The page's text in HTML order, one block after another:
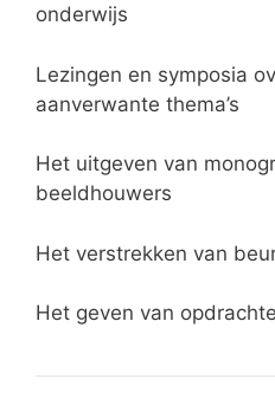
onderwijs
Lezingen en symposia
aanverwante thema’s
Het uitgeven van
beeldhouwers
Het verstrekken van
Het geven van